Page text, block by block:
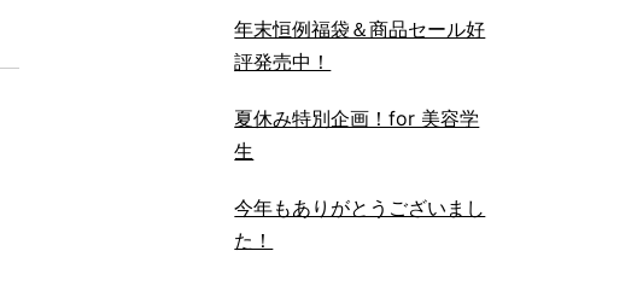
年末恒例福袋＆商品セール好
評発売中！
夏休み特別企画！for 美容学
生
今年もありがとうございまし
た！